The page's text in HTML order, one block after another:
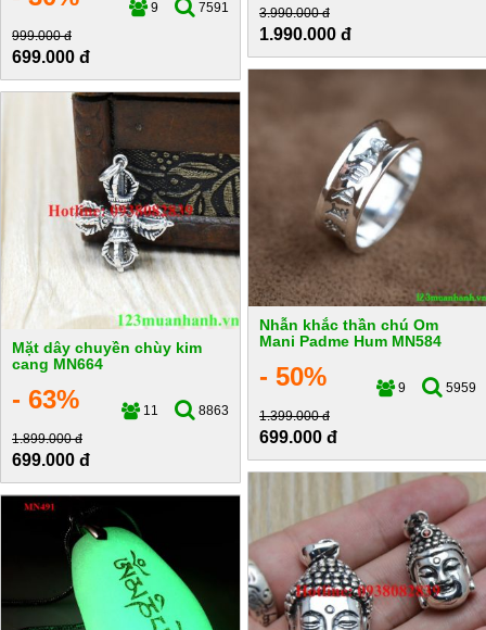
3.990.000 đ
1.990.000 đ
9
7591
999.000 đ
699.000 đ
Nhẫn khắc thần chú Om
Mani Padme Hum MN584
- 50% 9
5959
1.399.000 đ
699.000 đ
Mặt dây chuyền chùy kim
cang MN664
- 63% 11
8863
1.899.000 đ
699.000 đ